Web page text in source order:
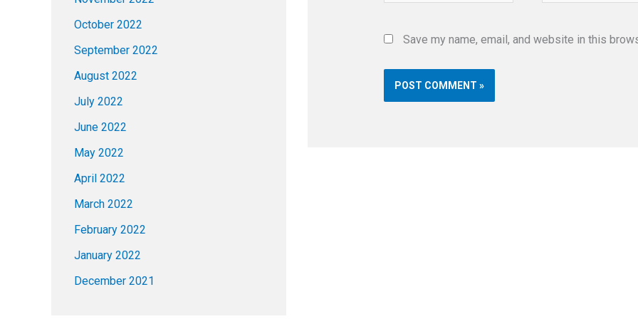
October 2022
September 2022
August 2022
July 2022
June 2022
May 2022
April 2022
March 2022
February 2022
January 2022
December 2021
Save my name, email, and website in this